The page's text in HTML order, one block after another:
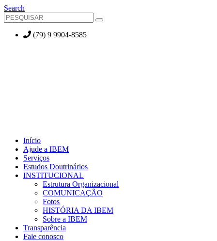
Search
(79) 9 9904-8585
Início
Ajude a IBEM
Serviços
Estudos Doutrinários
INSTITUCIONAL
Estrutura Organizacional
COMUNICAÇÃO
Fotos
HISTÓRIA DA IBEM
Sobre a IBEM
Transparência
Fale conosco